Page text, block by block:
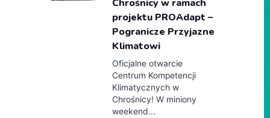
Chrośnicy w ramach
projektu PROAdapt –
Pogranicze Przyjazne
Klimatowi
Oficjalne otwarcie
Centrum Kompetencji
Klimatycznych w
Chrośnicy! W miniony
weekend...